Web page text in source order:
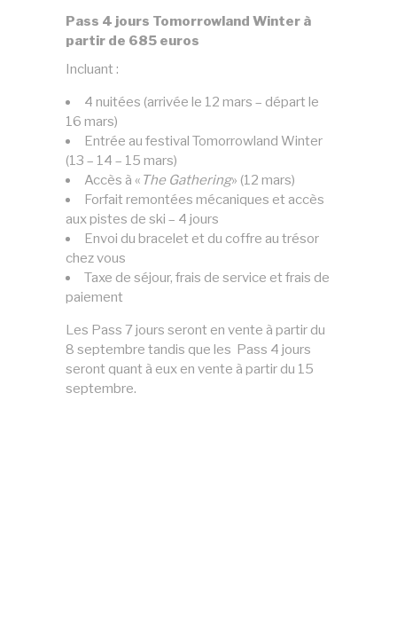
Pass 4 jours Tomorrowland Winter à
partir de 685 euros
Incluant :
4 nuitées (arrivée le 12 mars – départ le
16 mars)
Entrée au festival Tomorrowland Winter
(13 – 14 – 15 mars)
Accès à « The Gathering» (12 mars)
Forfait remontées mécaniques et accès
aux pistes de ski – 4 jours
Envoi du bracelet et du coffre au trésor
chez vous
Taxe de séjour, frais de service et frais de
paiement
Les Pass 7 jours seront en vente à partir du
8 septembre tandis que les Pass 4 jours
seront quant à eux en vente à partir du 15
septembre.